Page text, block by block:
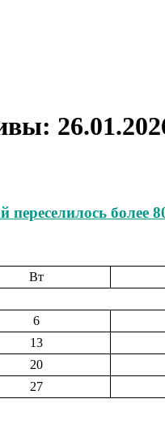
более
Вт
6
13
20
27